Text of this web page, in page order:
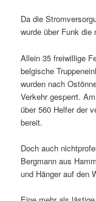
Da die
wurde über Funk die
Allein 35 freiwillige
belgische
wurden nach
Verkehr gesperrt.
über 560 Helfer der
bereit.
Doch auch
Bergmann aus
und Hänger auf den